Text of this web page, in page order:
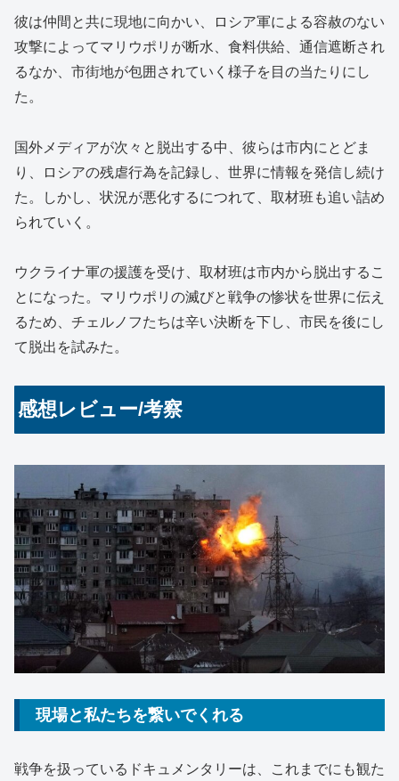
彼は仲間と共に現地に向かい、ロシア軍による容赦のない
攻撃によってマリウポリが断水、食料供給、通信遮断され
るなか、市街地が包囲されていく様子を目の当たりにし
た。
国外メディアが次々と脱出する中、彼らは市内にとどま
り、ロシアの残虐行為を記録し、世界に情報を発信し続け
た。しかし、状況が悪化するにつれて、取材班も追い詰め
られていく。
ウクライナ軍の援護を受け、取材班は市内から脱出するこ
とになった。マリウポリの滅びと戦争の惨状を世界に伝え
るため、チェルノフたちは辛い決断を下し、市民を後にし
て脱出を試みた。
感想レビュー/考察
現場と私たちを繋いでくれる
戦争を扱っているドキュメンタリーは、これまでにも観た